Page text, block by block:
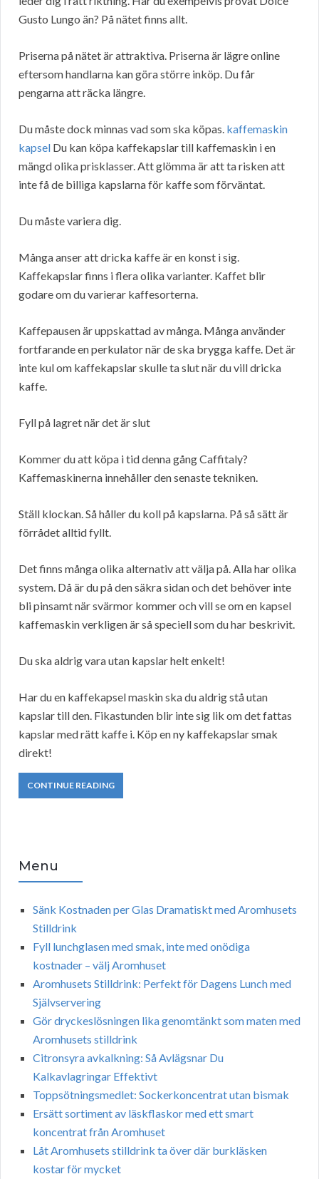
Gusto Lungo än? På nätet finns allt.
Priserna på nätet är attraktiva. Priserna är lägre online
eftersom handlarna kan göra större inköp. Du får
pengarna att räcka längre.
Du måste dock minnas vad som ska köpas. kaffemaskin
kapsel Du kan köpa kaffekapslar till kaffemaskin i en
mängd olika prisklasser. Att glömma är att ta risken att
inte få de billiga kapslarna för kaffe som förväntat.
Du måste variera dig.
Många anser att dricka kaffe är en konst i sig.
Kaffekapslar finns i flera olika varianter. Kaffet blir
godare om du varierar kaffesorterna.
Kaffepausen är uppskattad av många. Många använder
fortfarande en perkulator när de ska brygga kaffe. Det är
inte kul om kaffekapslar skulle ta slut när du vill dricka
kaffe.
Fyll på lagret när det är slut
Kommer du att köpa i tid denna gång Caffitaly?
Kaffemaskinerna innehåller den senaste tekniken.
Ställ klockan. Så håller du koll på kapslarna. På så sätt är
förrådet alltid fyllt.
Det finns många olika alternativ att välja på. Alla har olika
system. Då är du på den säkra sidan och det behöver inte
bli pinsamt när svärmor kommer och vill se om en kapsel
kaffemaskin verkligen är så speciell som du har beskrivit.
Du ska aldrig vara utan kapslar helt enkelt!
Har du en kaffekapsel maskin ska du aldrig stå utan
kapslar till den. Fikastunden blir inte sig lik om det fattas
kapslar med rätt kaffe i. Köp en ny kaffekapslar smak
direkt!
CONTINUE READING
Menu
Sänk Kostnaden per Glas Dramatiskt med Aromhusets
Stilldrink
Fyll lunchglasen med smak, inte med onödiga
kostnader – välj Aromhuset
Aromhusets Stilldrink: Perfekt för Dagens Lunch med
Självservering
Gör dryckeslösningen lika genomtänkt som maten med
Aromhusets stilldrink
Citronsyra avkalkning: Så Avlägsnar Du
Kalkavlagringar Effektivt
Toppsötningsmedlet: Sockerkoncentrat utan bismak
Ersätt sortiment av läskflaskor med ett smart
koncentrat från Aromhuset
Låt Aromhusets stilldrink ta över där burkläsken
kostar för mycket